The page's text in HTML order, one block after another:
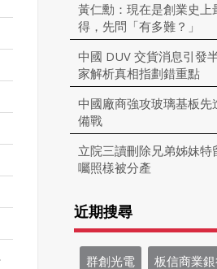
黃仁勳：現在是創業史
得，先問「有多難？」
中國 DUV 交貨消息引發
家解析真相指劃錯重點
中國廠商強攻玻璃基板
備戰
立院三讀刪除兄弟姊妹
囑照樣被分產
近期搜尋
群創光電 板信商業